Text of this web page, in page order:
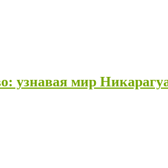
узнавая мир